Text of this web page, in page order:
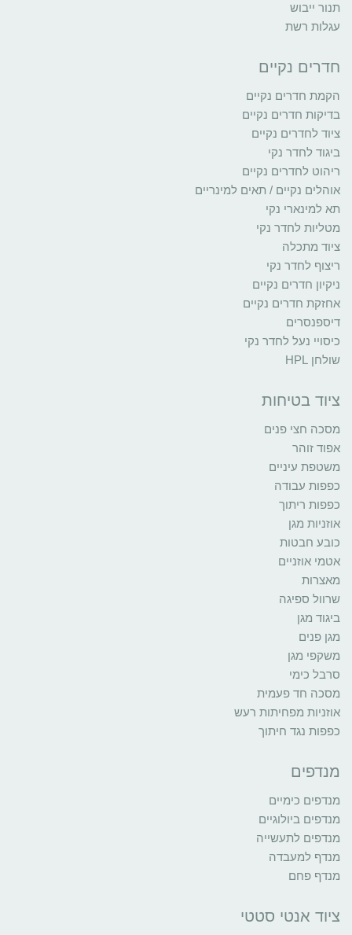
תנור ייבוש
עגלות רשת
חדרים נקיים
הקמת חדרים נקיים
בדיקות חדרים נקיים
ציוד לחדרים נקיים
ביגוד לחדר נקי
ריהוט לחדרים נקיים
אוהלים נקיים / תאים למינריים
תא למינארי נקי
מטליות לחדר נקי
ציוד מתכלה
ריצוף לחדר נקי
ניקיון חדרים נקיים
אחזקת חדרים נקיים
דיספנסרים
כיסויי נעל לחדר נקי
שולחן HPL
ציוד בטיחות
מסכה חצי פנים
אפוד זוהר
משטפת עיניים
כפפות עבודה
כפפות ריתוך
אוזניות מגן
כובע חבטות
אטמי אוזניים
מאצרות
שרוול ספיגה
ביגוד מגן
מגן פנים
משקפי מגן
סרבל כימי
מסכה חד פעמית
אוזניות מפחיתות רעש
כפפות נגד חיתוך
מנדפים
מנדפים כימיים
מנדפים ביולוגיים
מנדפים לתעשייה
מנדף למעבדה
מנדף פחם
ציוד אנטי סטטי